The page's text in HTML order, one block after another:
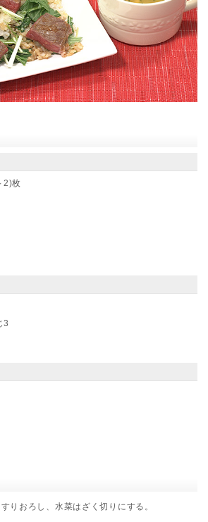
枚
3
りおろし、水菜はざく切りにする。